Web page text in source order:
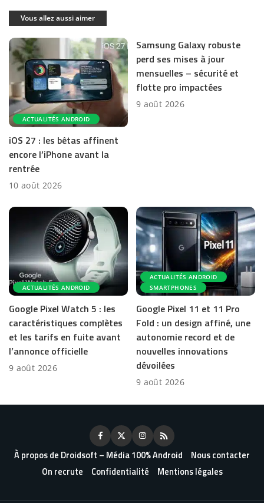
Vous allez aussi aimer
ACTUALITÉS ANDROID
iOS 27 : les bêtas affinent
encore l’iPhone avant la
rentrée
10 août 2026
Samsung Galaxy robuste
perd ses mises à jour
mensuelles – sécurité et
flotte pro impactées
9 août 2026
ACTUALITÉS ANDROID
Google Pixel Watch 5 : les
caractéristiques complètes
et les tarifs en fuite avant
l’annonce officielle
9 août 2026
ACTUALITÉS ANDROID
SMARTPHONES
Google Pixel 11 et 11 Pro
Fold : un design affiné, une
autonomie record et de
nouvelles innovations
dévoilées
9 août 2026
À propos de Droidsoft – Média 100% Android
Nous contacter
On recrute
Confidentialité Mentions légales